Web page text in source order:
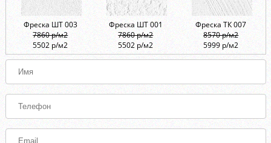
Фреска ШТ 003
7860 р/м2
5502 р/м2
Фреска ШТ 001
7860 р/м2
5502 р/м2
Фреска ТК 007
8570 р/м2
5999 р/м2